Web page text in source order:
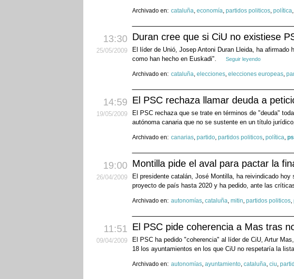
Archivado en: cataluña, economía, partidos politicos, política,
13:30
25/05/2009
Duran cree que si CiU no existiese
El líder de Unió, Josep Antoni Duran Lleida, ha
como han hecho en Euskadi".
Seguir leyendo
Archivado en: cataluña, elecciones, elecciones europeas,
14:59
19/05/2009
El PSC rechaza llamar deuda a
El PSC rechaza que se trate en términos de "deuda"
autónoma canaria que no se sustente en un título
Archivado en: canarias, partido, partidos politicos, política,
19:00
26/04/2009
Montilla pide el aval para pactar la
El presidente catalán, José Montilla, ha reivindicado
proyecto de país hasta 2020 y ha pedido, ante las
Archivado en: autonomías, cataluña, mitin, partidos politicos,
11:51
09/04/2009
El PSC pide coherencia a Mas tras
El PSC ha pedido "coherencia" al líder de CiU, Artur
18 los ayuntamientos en los que CiU no respetaría la
Archivado en: autonomías, ayuntamiento, cataluña, ciu,